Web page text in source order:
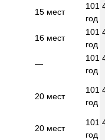
15 мест
101
год
16 мест
101
год
—
101
год
20 мест
101
год
20 мест
101
год